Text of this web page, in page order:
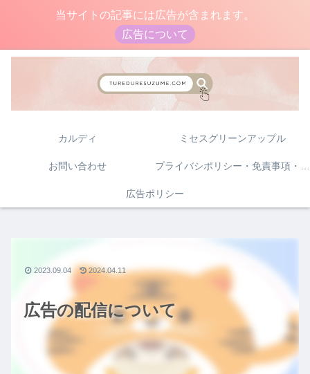
当サイトの記事には広告が含まれます。
広告について
カルディ ミセスグリーンアップル
お問い合わせ
広告ポリシー
広告の配信について
2023.09.04 2024.04.11